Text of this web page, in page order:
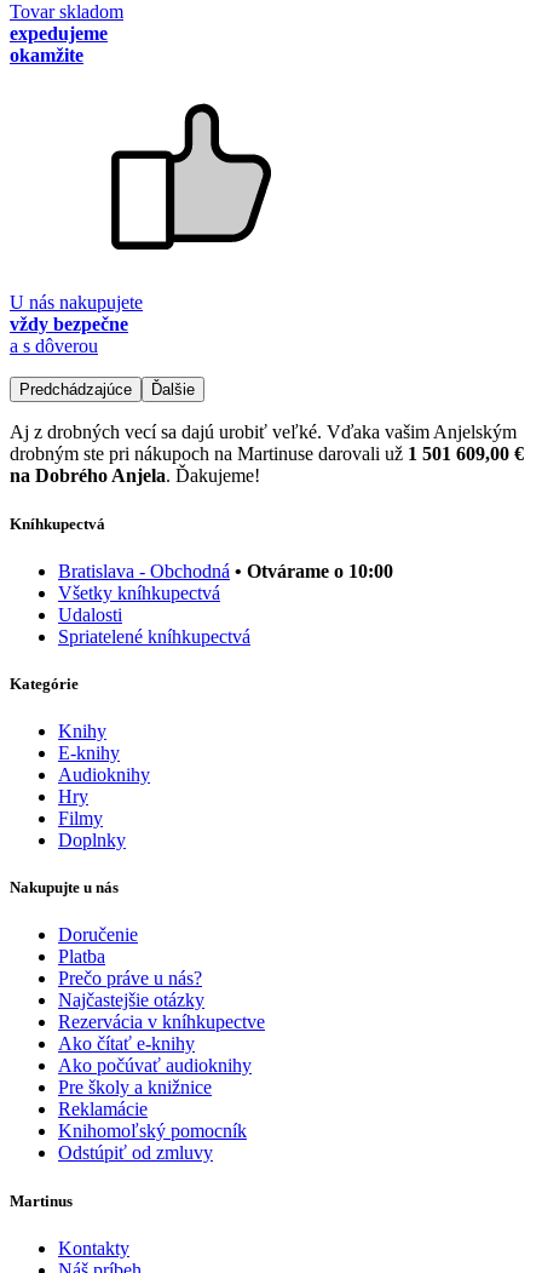
Tovar skladom
expedujeme
okamžite
U nás nakupujete
vždy bezpečne
a s dôverou
Predchádzajúce Ďalšie
Aj z drobných vecí sa dajú urobiť veľké. Vďaka vašim Anjelským
drobným ste pri nákupoch na Martinuse darovali už 1 501 609,00 €
na Dobrého Anjela. Ďakujeme!
Kníhkupectvá
Bratislava - Obchodná • Otvárame o 10:00
Všetky kníhkupectvá
Udalosti
Spriatelené kníhkupectvá
Kategórie
Knihy
E-knihy
Audioknihy
Hry
Filmy
Doplnky
Nakupujte u nás
Doručenie
Platba
Prečo práve u nás?
Najčastejšie otázky
Rezervácia v kníhkupectve
Ako čítať e-knihy
Ako počúvať audioknihy
Pre školy a knižnice
Reklamácie
Knihomoľský pomocník
Odstúpiť od zmluvy
Martinus
Kontakty